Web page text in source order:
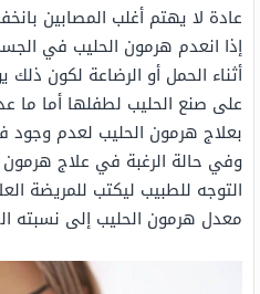
عادة لا يهتم أغلب المصابين
إذا انعدم هرمون الحليب في
أثناء الحمل أو الرضاعة لكون
على صنع الحليب لطفلها أما ما
بعلاج هرمون الحليب لعدم وجود
وفي حالة الرغبة في علاج
التوجه للطبيب ليكتب للمريضة
معدل هرمون الحليب إلى نسبته